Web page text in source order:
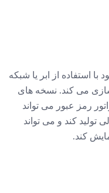
استفاده از ابر یا شبکه
می کند. نسخه های
رمز عبور می تواند
99 کاراکتر طولی تولید کند و می تواند
کند.